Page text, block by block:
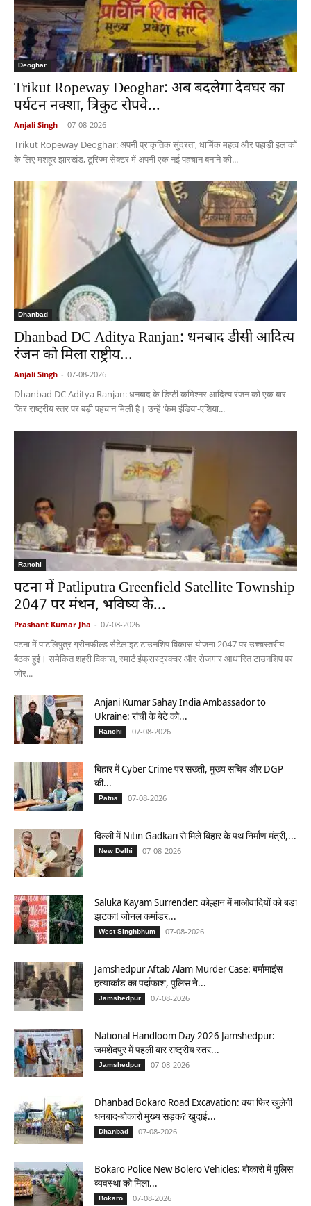
Deoghar
Trikut Ropeway Deoghar: अब बदलेगा देवघर का
पर्यटन नक्शा, त्रिकुट रोपवे...
Anjali Singh - 07-08-2026
Trikut Ropeway Deoghar: अपनी प्राकृतिक सुंदरता, धार्मिक महत्व और पहाड़ी इलाकों
के लिए मशहूर झारखंड, टूरिज्म सेक्टर में अपनी एक नई पहचान बनाने की...
Dhanbad
Dhanbad DC Aditya Ranjan: धनबाद डीसी आदित्य
रंजन को मिला राष्ट्रीय...
Anjali Singh - 07-08-2026
Dhanbad DC Aditya Ranjan: धनबाद के डिप्टी कमिश्नर आदित्य रंजन को एक बार
फिर राष्ट्रीय स्तर पर बड़ी पहचान मिली है। उन्हें 'फेम इंडिया-एशिया...
Ranchi
पटना में Patliputra Greenfield Satellite Township
2047 पर मंथन, भविष्य के...
Prashant Kumar Jha - 07-08-2026
पटना में पाटलिपुत्र ग्रीनफील्ड सैटेलाइट टाउनशिप विकास योजना 2047 पर उच्चस्तरीय
बैठक हुई। समेकित शहरी विकास, स्मार्ट इंफ्रास्ट्रक्चर और रोजगार आधारित टाउनशिप पर
जोर...
Anjani Kumar Sahay India Ambassador to
Ukraine: रांची के बेटे को...
Ranchi 07-08-2026
बिहार में Cyber Crime पर सख्ती, मुख्य सचिव और DGP
की...
Patna 07-08-2026
दिल्ली में Nitin Gadkari से मिले बिहार के पथ निर्माण मंत्री,...
New Delhi 07-08-2026
Saluka Kayam Surrender: कोल्हान में माओवादियों को बड़ा
झटका! जोनल कमांडर...
West Singhbhum 07-08-2026
Jamshedpur Aftab Alam Murder Case: बर्मामाइंस
हत्याकांड का पर्दाफाश, पुलिस ने...
Jamshedpur 07-08-2026
National Handloom Day 2026 Jamshedpur:
जमशेदपुर में पहली बार राष्ट्रीय स्तर...
Jamshedpur 07-08-2026
Dhanbad Bokaro Road Excavation: क्या फिर खुलेगी
धनबाद-बोकारो मुख्य सड़क? खुदाई...
Dhanbad 07-08-2026
Bokaro Police New Bolero Vehicles: बोकारो में पुलिस
व्यवस्था को मिला...
Bokaro 07-08-2026